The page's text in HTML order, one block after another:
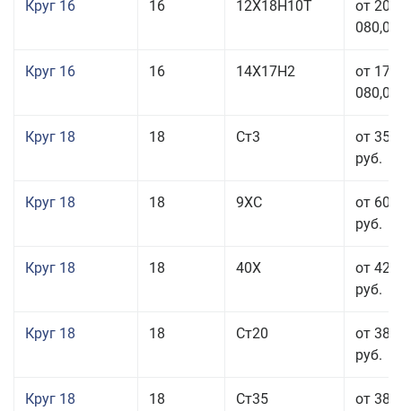
Круг 16 16 12Х18Н10Т
от 209
080,00
Круг 16 16 14Х17Н2
от 175
080,00
Круг 18 18 Ст3
от 35
руб.
Круг 18 18 9ХС
от 60
руб.
Круг 18 18 40Х
от 42
руб.
Круг 18 18 Ст20
от 38
руб.
Круг 18 18 Ст35
от 38